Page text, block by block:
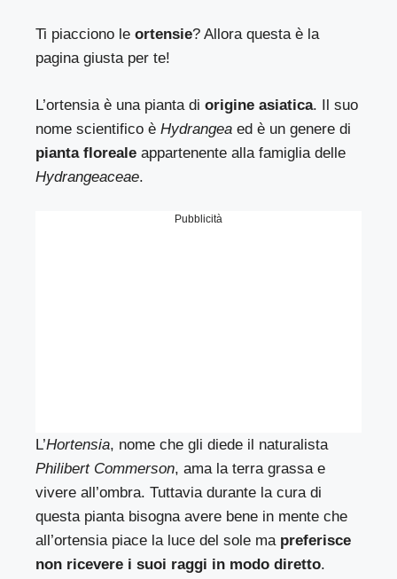
Ti piacciono leortensie? Allora questa è la
pagina giusta per te!
L’ortensia è una pianta diorigine asiatica. Il suo
nome scientifico èHydrangea ed è un genere di
pianta floreale appartenente alla famiglia delle
Hydrangeaceae.
Pubblicità
L’Hortensia, nome che gli diede il naturalista
Philibert Commerson, ama la terra grassa e
vivere all’ombra. Tuttavia durante la cura di
questa pianta bisogna avere bene in mente che
all’ortensia piace la luce del sole ma preferisce
non ricevere i suoi raggi in modo diretto.